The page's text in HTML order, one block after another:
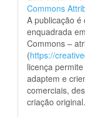
Commons
A publicação é
enquadrada
Commons –
(https://
licença
adaptem e
comerciais,
criação original.